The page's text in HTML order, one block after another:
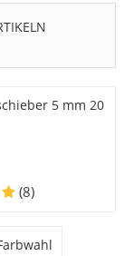
5 mm 20
(8)